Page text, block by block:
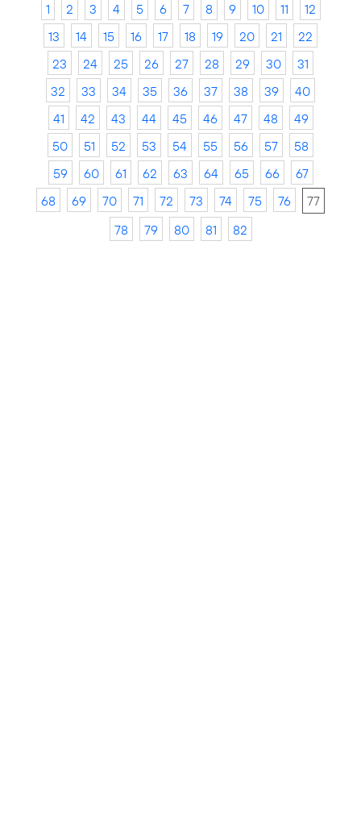
1 2 3 4 5 6 7 8 9 10 11
12
13
14 15 16 17 18 19 20 21
22
23
24 25 26 27 28 29 30
31
32
33 34 35 36 37 38 39
40
41
42 43 44 45 46 47 48
49
50
51 52 53 54 55 56 57
58
59
60 61 62 63 64 65 66
67
68
69 70 71 72 73 74 75 76
77
78
79 80 81 82